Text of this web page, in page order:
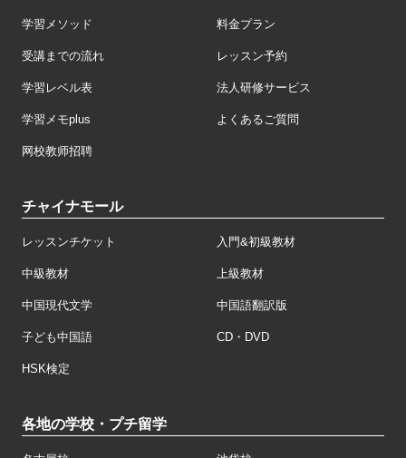
学習メソッド 料金プラン
受講までの流れ レッスン予約
学習レベル表 法人研修サービス
学習メモplus よくあるご質問
网校教师招聘
チャイナモール
レッスンチケット 入門&初級教材
中級教材 上級教材
中国現代文学 中国語翻訳版
子ども中国語 CD・DVD
HSK検定
各地の学校・プチ留学